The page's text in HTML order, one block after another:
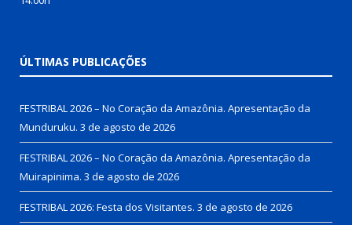
ÚLTIMAS PUBLICAÇÕES
FESTRIBAL 2026 – No Coração da Amazônia. Apresentação da
Munduruku. 3 de agosto de 2026
FESTRIBAL 2026 – No Coração da Amazônia. Apresentação da
Muirapinima. 3 de agosto de 2026
FESTRIBAL 2026: Festa dos Visitantes. 3 de agosto de 2026